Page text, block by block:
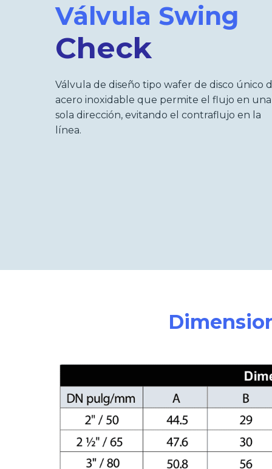
Válvula Swing
Check
Válvula de diseño tipo wafer de disco único
acero inoxidable que permite el flujo en una
sola dirección, evitando el contraflujo en la
línea.